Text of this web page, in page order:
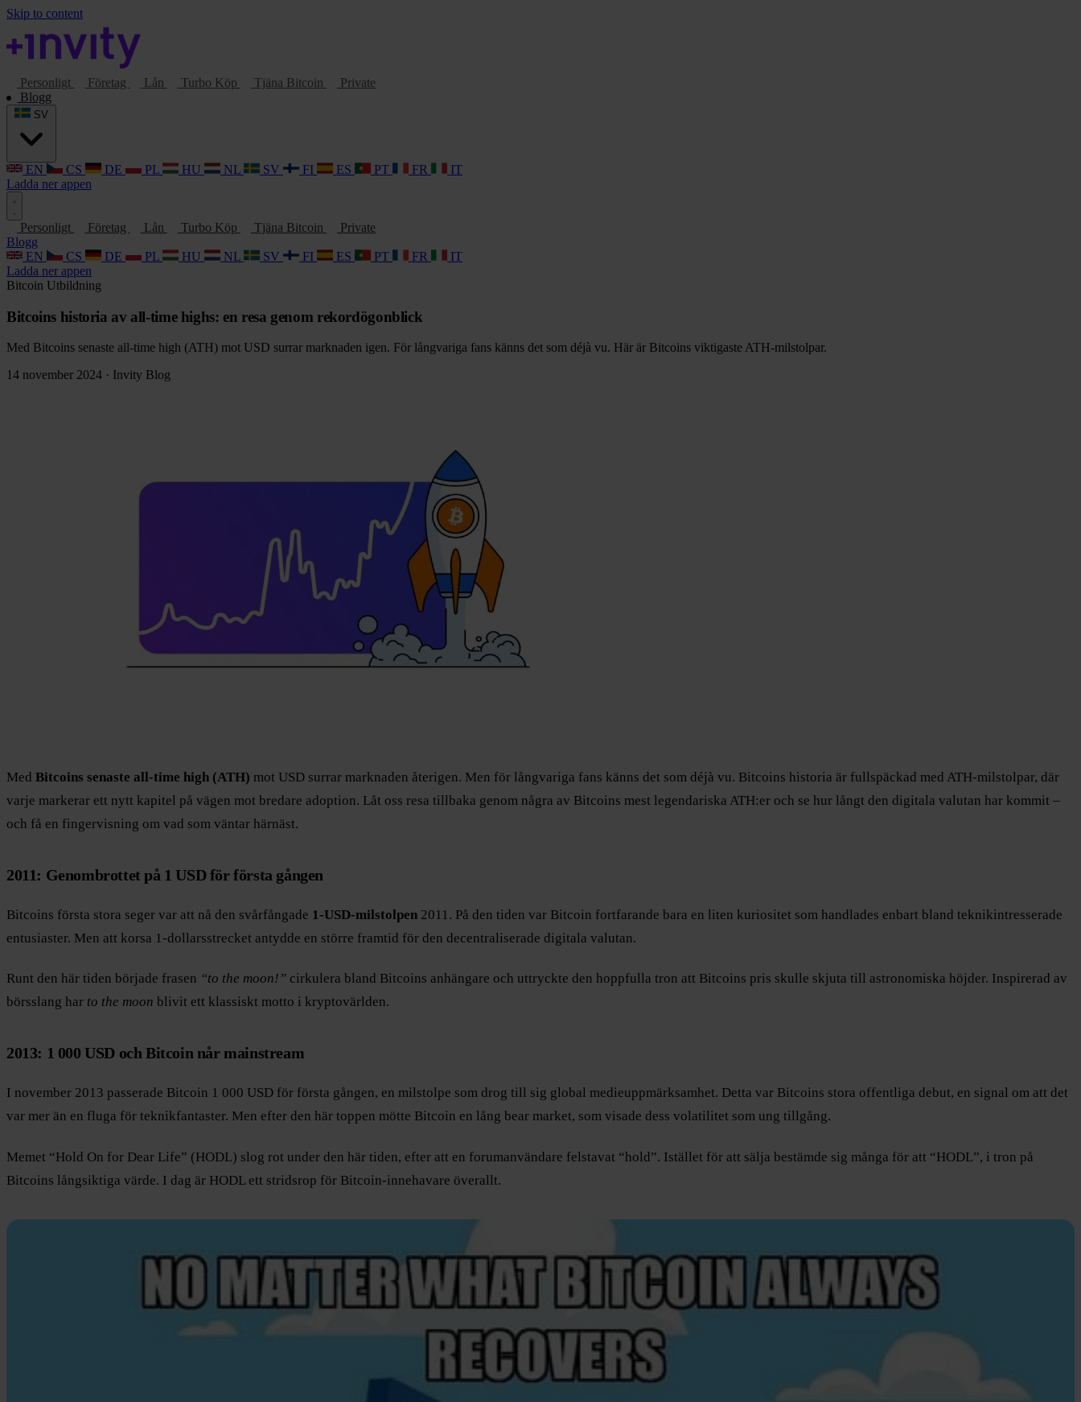
Skip to content
Personligt Företag Lån Turbo Köp Tjäna Bitcoin
Private
Blogg
EN CS DE PL HU NL SV FI ES PT FR
IT
Ladda ner appen
Personligt Företag Lån Turbo Köp Tjäna Bitcoin
Private
Blogg
EN
CS DE PL HU NL SV FI ES PT FR
IT
Ladda ner appen
Bitcoin Utbildning
Bitcoins historia av all-time highs: en resa genom rekordögonblick
Med Bitcoins senaste all-time high (ATH) mot USD surrar marknaden igen. För långvariga fans känns det som déjà vu. Här är Bitcoins viktigaste ATH-milstolpar.
14 november 2024 · Invity Blog
Med Bitcoins senaste all-time high (ATH) mot USD surrar marknaden återigen. Men för långvariga fans känns det som déjà vu. Bitcoins historia är fullspäckad med ATH-milstolpar, där
varje markerar ett nytt kapitel på vägen mot bredare adoption. Låt oss resa tillbaka genom några av Bitcoins mest legendariska ATH:er och se hur långt den digitala valutan har kommit –
och få en fingervisning om vad som väntar härnäst.
2011: Genombrottet på 1 USD för första gången
Bitcoins första stora seger var att nå den svårfångade 1-USD-milstolpen 2011. På den tiden var Bitcoin fortfarande bara en liten kuriositet som handlades enbart bland teknikintresserade
entusiaster. Men att korsa 1-dollarsstrecket antydde en större framtid för den decentraliserade digitala valutan.
Runt den här tiden började frasen “to the moon!” cirkulera bland Bitcoins anhängare och uttryckte den hoppfulla tron att Bitcoins pris skulle skjuta till astronomiska höjder. Inspirerad av
börsslang har to the moon blivit ett klassiskt motto i kryptovärlden.
2013: 1 000 USD och Bitcoin når mainstream
I november 2013 passerade Bitcoin 1 000 USD för första gången, en milstolpe som drog till sig global medieuppmärksamhet. Detta var Bitcoins stora offentliga debut, en signal om att det
var mer än en fluga för teknikfantaster. Men efter den här toppen mötte Bitcoin en lång bear market, som visade dess volatilitet som ung tillgång.
Memet “Hold On for Dear Life” (HODL) slog rot under den här tiden, efter att en forumanvändare felstavat “hold”. Istället för att sälja bestämde sig många för att “HODL”, i tron på
Bitcoins långsiktiga värde. I dag är HODL ett stridsrop för Bitcoin-innehavare överallt.